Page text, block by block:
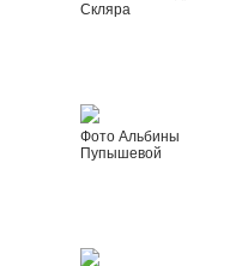
Скляра
Фото Альбины
Пупышевой